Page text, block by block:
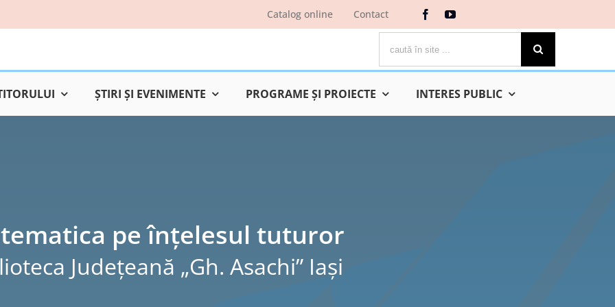
Catalog online Contact
ŞTIRI ŞI EVENIMENTE PROGRAME ŞI PROIECTE INTERES PUBLIC
pe înțelesul tuturor
Judeţeană „Gh. Asachi” Iaşi